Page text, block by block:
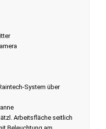
System über
Arbeitsfläche seitlich